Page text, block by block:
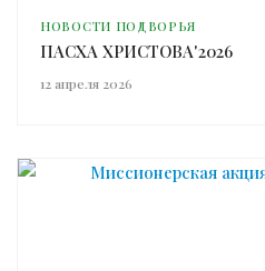
НОВОСТИ ПОДВОРЬЯ
ПАСХА ХРИСТОВА'2026
12 апреля 2026